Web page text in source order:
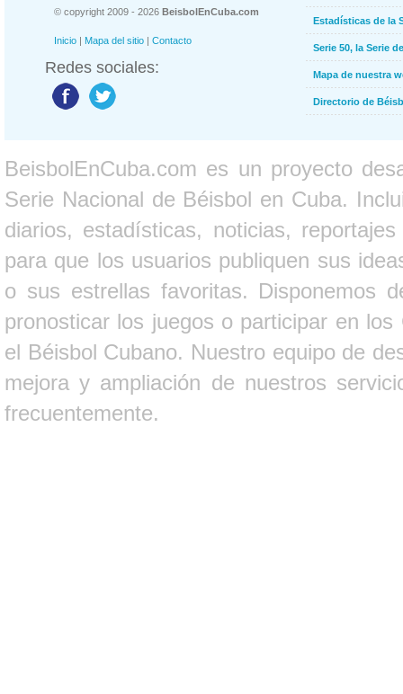
© copyright 2009 - 2026 BeisbolEnCuba.com
Inicio | Mapa del sitio | Contacto
Redes sociales:
Estadísticas de la
Serie 50, la Serie
Mapa de nuestra
Directorio de
BeisbolEnCuba.com es un proyecto
Serie Nacional de Béisbol en Cuba.
diarios, estadísticas, noticias,
para que los usuarios publiquen sus
o sus estrellas favoritas. Disponemos
pronosticar los juegos o participar en
el Béisbol Cubano. Nuestro equipo de
mejora y ampliación de nuestros
frecuentemente.